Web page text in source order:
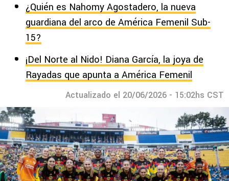
¿Quién es Nahomy Agostadero, la nueva
guardiana del arco de América Femenil Sub-
15?
¡Del Norte al Nido! Diana García, la joya de
Rayadas que apunta a América Femenil
Actualizado el 20/06/2026 - 15:02hs CST